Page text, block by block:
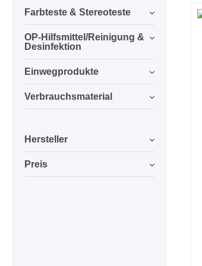
Farbteste & Stereoteste
OP-Hilfsmittel/Reinigung &
Desinfektion
Einwegprodukte
Verbrauchsmaterial
Hersteller
Preis